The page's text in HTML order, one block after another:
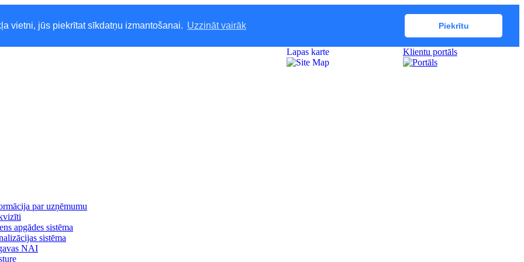
vietni, jūs piekrītat sīkdatņu izmantošanai. Uzzināt vairāk Piekrītu
Klientu portāls
Lapas karte
par uzņēmumu
apgādes sistēma
sistēma
NAI